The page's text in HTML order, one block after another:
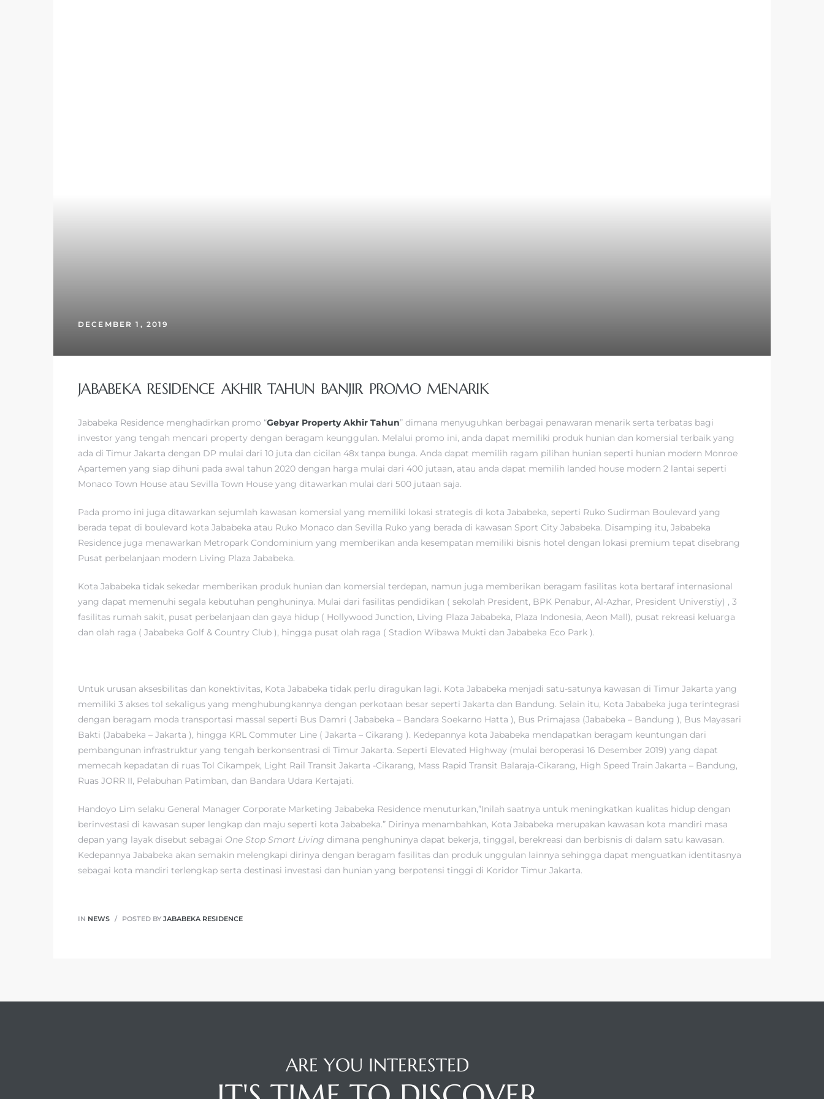
DECEMBER 1, 2019
JABABEKA RESIDENCE AKHIR TAHUN BANJIR PROMO MENARIK
Jababeka Residence menghadirkan promo “Gebyar Property Akhir Tahun” dimana menyuguhkan berbagai penawaran menarik serta terbatas bagi
investor yang tengah mencari property dengan beragam keunggulan. Melalui promo ini, anda dapat memiliki produk hunian dan komersial terbaik yang
ada di Timur Jakarta dengan DP mulai dari 10 juta dan cicilan 48x tanpa bunga. Anda dapat memilih ragam pilihan hunian seperti hunian modern Monroe
Apartemen yang siap dihuni pada awal tahun 2020 dengan harga mulai dari 400 jutaan, atau anda dapat memilih landed house modern 2 lantai seperti
Monaco Town House atau Sevilla Town House yang ditawarkan mulai dari 500 jutaan saja.
Pada promo ini juga ditawarkan sejumlah kawasan komersial yang memiliki lokasi strategis di kota Jababeka, seperti Ruko Sudirman Boulevard yang
berada tepat di boulevard kota Jababeka atau Ruko Monaco dan Sevilla Ruko yang berada di kawasan Sport City Jababeka. Disamping itu, Jababeka
Residence juga menawarkan Metropark Condominium yang memberikan anda kesempatan memiliki bisnis hotel dengan lokasi premium tepat disebrang
Pusat perbelanjaan modern Living Plaza Jababeka.
Kota Jababeka tidak sekedar memberikan produk hunian dan komersial terdepan, namun juga memberikan beragam fasilitas kota bertaraf internasional
yang dapat memenuhi segala kebutuhan penghuninya. Mulai dari fasilitas pendidikan ( sekolah President, BPK Penabur, Al-Azhar, President Universtiy) , 3
fasilitas rumah sakit, pusat perbelanjaan dan gaya hidup ( Hollywood Junction, Living Plaza Jababeka, Plaza Indonesia, Aeon Mall), pusat rekreasi keluarga
dan olah raga ( Jababeka Golf & Country Club ), hingga pusat olah raga ( Stadion Wibawa Mukti dan Jababeka Eco Park ).
Untuk urusan aksesbilitas dan konektivitas, Kota Jababeka tidak perlu diragukan lagi. Kota Jababeka menjadi satu-satunya kawasan di Timur Jakarta yang
memiliki 3 akses tol sekaligus yang menghubungkannya dengan perkotaan besar seperti Jakarta dan Bandung. Selain itu, Kota Jababeka juga terintegrasi
dengan beragam moda transportasi massal seperti Bus Damri ( Jababeka – Bandara Soekarno Hatta ), Bus Primajasa (Jababeka – Bandung ), Bus Mayasari
Bakti (Jababeka – Jakarta ), hingga KRL Commuter Line ( Jakarta – Cikarang ). Kedepannya kota Jababeka mendapatkan beragam keuntungan dari
pembangunan infrastruktur yang tengah berkonsentrasi di Timur Jakarta. Seperti Elevated Highway (mulai beroperasi 16 Desember 2019) yang dapat
memecah kepadatan di ruas Tol Cikampek, Light Rail Transit Jakarta -Cikarang, Mass Rapid Transit Balaraja-Cikarang, High Speed Train Jakarta – Bandung,
Ruas JORR II, Pelabuhan Patimban, dan Bandara Udara Kertajati.
Handoyo Lim selaku General Manager Corporate Marketing Jababeka Residence menuturkan,”Inilah saatnya untuk meningkatkan kualitas hidup dengan
berinvestasi di kawasan super lengkap dan maju seperti kota Jababeka.” Dirinya menambahkan, Kota Jababeka merupakan kawasan kota mandiri masa
depan yang layak disebut sebagai One Stop Smart Living dimana penghuninya dapat bekerja, tinggal, berekreasi dan berbisnis di dalam satu kawasan.
Kedepannya Jababeka akan semakin melengkapi dirinya dengan beragam fasilitas dan produk unggulan lainnya sehingga dapat menguatkan identitasnya
sebagai kota mandiri terlengkap serta destinasi investasi dan hunian yang berpotensi tinggi di Koridor Timur Jakarta.
IN NEWS POSTED BY JABABEKA RESIDENCE
ARE YOU INTERESTED